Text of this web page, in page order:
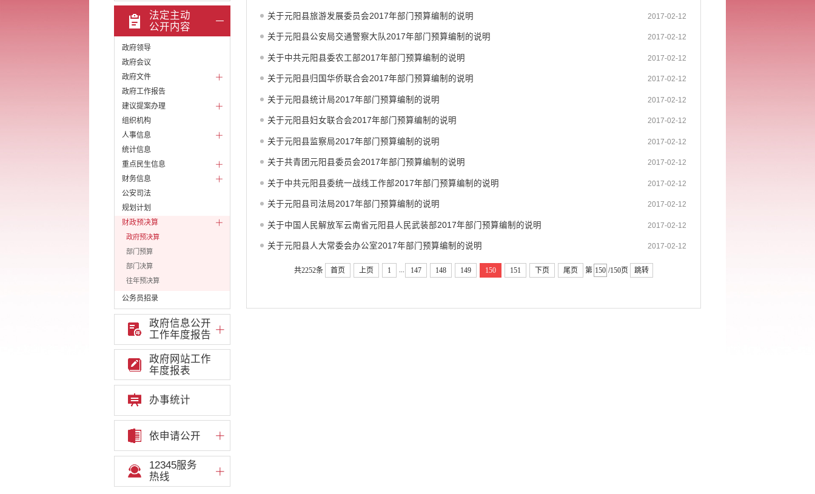
法定主动
公开内容
政府领导
政府会议
政府文件
政府工作报告
建议提案办理
组织机构
人事信息
统计信息
重点民生信息
财务信息
公安司法
规划计划
财政预决算
政府预决算
部门预算
部门决算
往年预决算
公务员招录
公共资源配置
重大决策预公开
重大决策听证事项
权责清单
行政事项
部门信息公开基本目录
重大项目
重点领域责任部门信息公开
政府信息公开
工作年度报告
政府网站工作
年度报表
办事统计
依申请公开
12345服务
热线
关于元阳县旅游发展委员会2017年部门预算编制的说明 2017-02-12
关于元阳县公安局交通警察大队2017年部门预算编制的说明 2017-02-12
关于中共元阳县委农工部2017年部门预算编制的说明 2017-02-12
关于元阳县归国华侨联合会2017年部门预算编制的说明 2017-02-12
关于元阳县统计局2017年部门预算编制的说明 2017-02-12
关于元阳县妇女联合会2017年部门预算编制的说明 2017-02-12
关于元阳县监察局2017年部门预算编制的说明 2017-02-12
关于共青团元阳县委员会2017年部门预算编制的说明 2017-02-12
关于中共元阳县委统一战线工作部2017年部门预算编制的说明 2017-02-12
关于元阳县司法局2017年部门预算编制的说明 2017-02-12
关于中国人民解放军云南省元阳县人民武装部2017年部门预算编制的说明 2017-02-12
关于元阳县人大常委会办公室2017年部门预算编制的说明 2017-02-12
共2252条 首页 上页 1 ... 147 148 149 150 151 下页 尾页 第 /150页 跳转